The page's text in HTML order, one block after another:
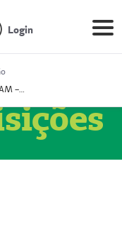
Login
Prestador CERPAM – Centro de Reabilitação S/S Ltda-ME (52004274-8)